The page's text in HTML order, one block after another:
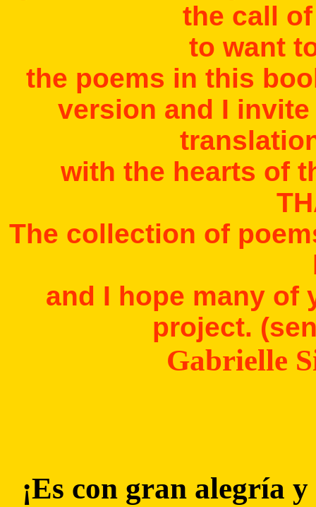
the call
to want
the poems in this
version and I
with the hearts of
The collection of
and I hope many
project.
Gabrielle
¡Es con gran alegría